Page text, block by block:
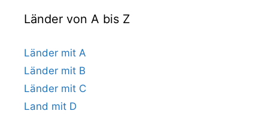
Länder von A bis Z
Länder mit A
Länder mit B
Länder mit C
Land mit D